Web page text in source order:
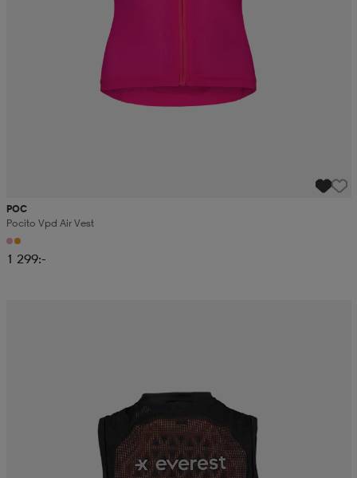
POC
Pocito Vpd Air Vest
1 299:-